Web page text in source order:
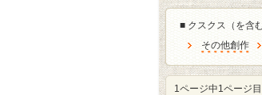
■ クスクス（を含む
その他創作
1ページ中1ページ